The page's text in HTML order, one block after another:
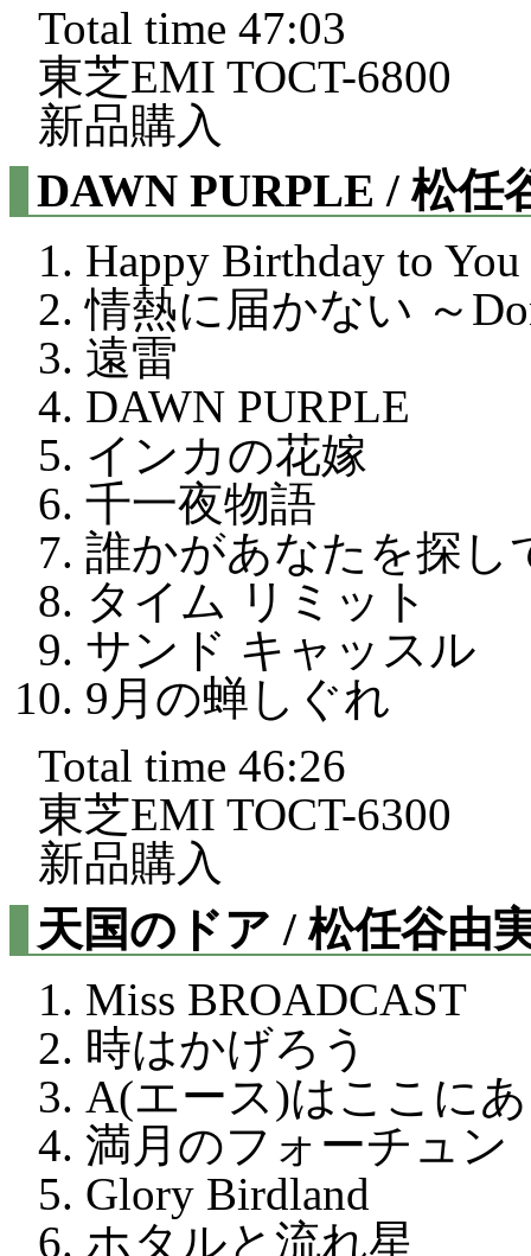
Total time 47:03
東芝EMI TOCT-6800
新品購入
DAWN PURPLE / 松任
Happy Birthday to
情熱に届かない ～
遠雷
DAWN PURPLE
インカの花嫁
千一夜物語
誰かがあなたを探し
タイム リミット
サンド キャッスル
9月の蝉しぐれ
Total time 46:26
東芝EMI TOCT-6300
新品購入
天国のドア / 松任谷由
Miss BROADCAST
時はかげろう
A(エース)はここに
満月のフォーチュン
Glory Birdland
ホタルと流れ星